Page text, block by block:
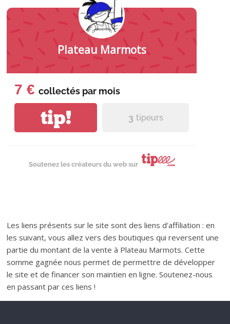
Plateau Marmots
7 € collectés par mois
tip! 3 tipeurs
Soutenez les créateurs du web sur
Les liens présents sur le site sont des liens d'affiliation : en
les suivant, vous allez vers des boutiques qui reversent une
partie du montant de la vente à Plateau Marmots. Cette
somme gagnée nous permet de permettre de développer
le site et de financer son maintien en ligne. Soutenez-nous
en passant par ces liens !